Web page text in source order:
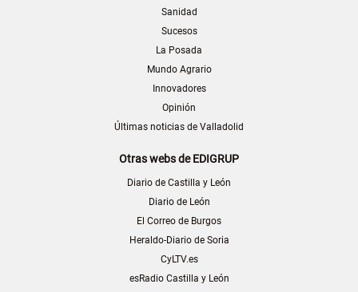
Sanidad
Sucesos
La Posada
Mundo Agrario
Innovadores
Opinión
Últimas noticias de Valladolid
Otras webs de EDIGRUP
Diario de Castilla y León
Diario de León
El Correo de Burgos
Heraldo-Diario de Soria
CyLTV.es
esRadio Castilla y León